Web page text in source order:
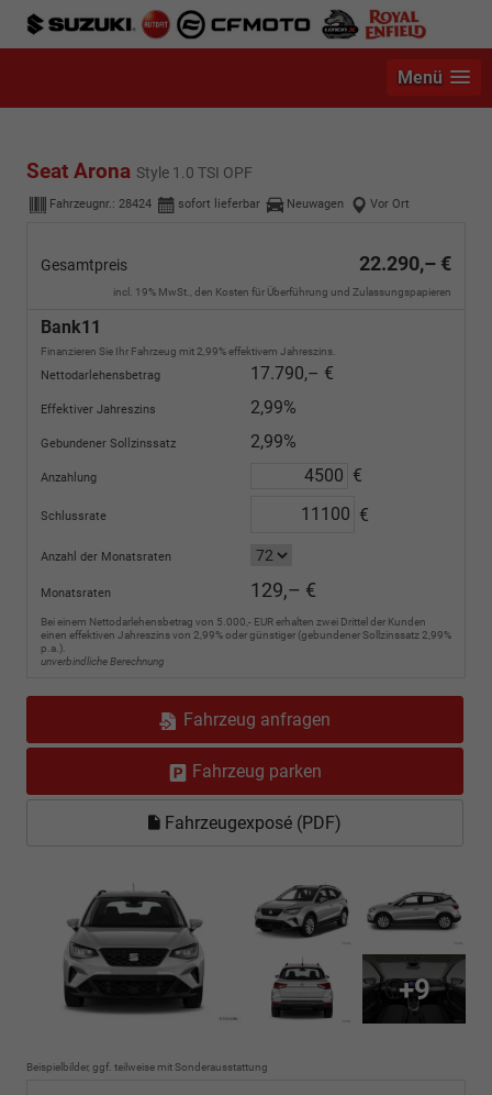
Menü
Seat Arona Style 1.0 TSI OPF
Fahrzeugnr.: 28424 sofort lieferbar Neuwagen Vor Ort
Gesamtpreis 22.290,– €
incl. 19% MwSt., den Kosten für Überführung und Zulassungspapieren
Bank11
Finanzieren Sie Ihr Fahrzeug mit 2,99% effektivem Jahreszins.
Nettodarlehensbetrag 17.790,– €
Effektiver Jahreszins 2,99%
Gebundener Sollzinssatz 2,99%
Anzahlung €
Schlussrate €
Anzahl der Monatsraten
Monatsraten 129,– €
Bei einem Nettodarlehensbetrag von 5.000,- EUR erhalten zwei Drittel der Kunden
einen effektiven Jahreszins von 2,99% oder günstiger (gebundener Sollzinssatz 2,99%
p.a.).
unverbindliche Berechnung
Fahrzeug anfragen
Fahrzeug parken
Fahrzeugexposé (PDF)
+9
Beispielbilder, ggf. teilweise mit Sonderausstattung